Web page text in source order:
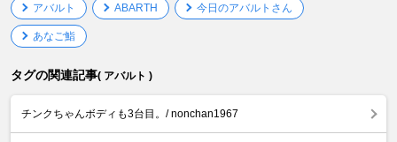
アバルト ABARTH 今日のアバルトさん
あなご鮨
タグの関連記事( アバルト )
チンクちゃんボディも3台目。/ nonchan1967